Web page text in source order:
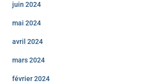
juin 2024
mai 2024
avril 2024
mars 2024
février 2024